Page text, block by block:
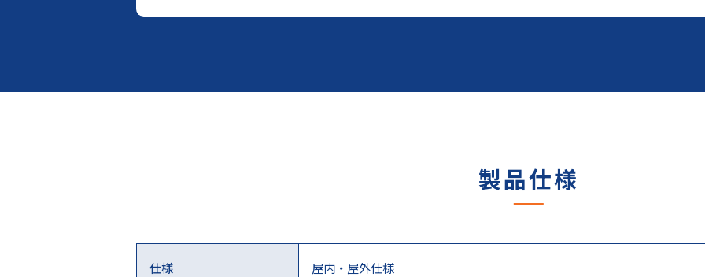
製品仕様
仕様 屋内・屋外仕様